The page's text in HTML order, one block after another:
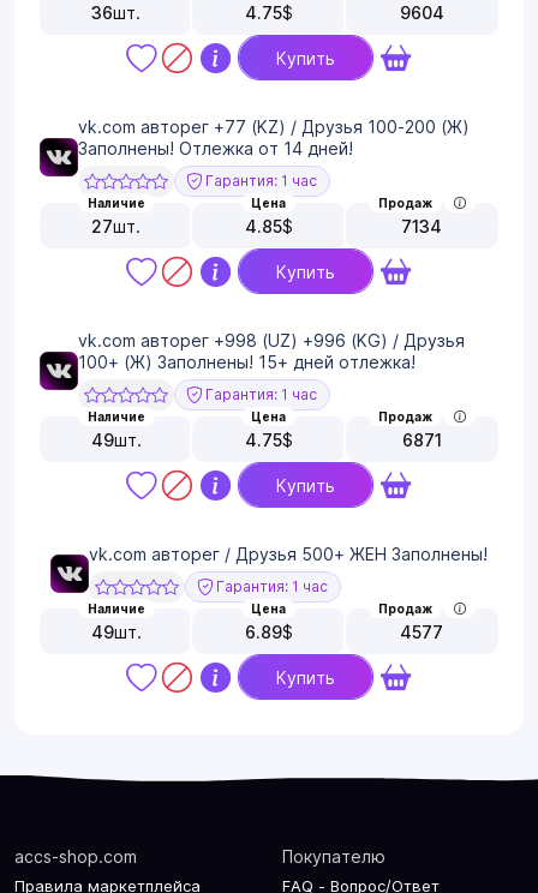
36шт. 4.75$ 9604
Купить
vk.com авторег +77 (KZ) / Друзья 100-200 (Ж)
Заполнены! Отлежка от 14 дней!
Гарантия: 1 час
Наличие
27шт.
Цена
4.85$
Продаж
7134
Купить
vk.com авторег +998 (UZ) +996 (KG) / Друзья
100+ (Ж) Заполнены! 15+ дней отлежка!
Гарантия: 1 час
Наличие
49шт.
Цена
4.75$
Продаж
6871
Купить
vk.com авторег / Друзья 500+ ЖЕН Заполнены!
Гарантия: 1 час
Наличие
49шт.
Цена
6.89$
Продаж
4577
Купить
accs-shop.com
Правила маркетплейса
Покупателю
FAQ - Вопрос/Ответ